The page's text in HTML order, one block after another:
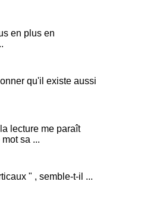
en plus en
qu'il existe aussi
lecture me paraît
sa ...
" , semble-t-il ...